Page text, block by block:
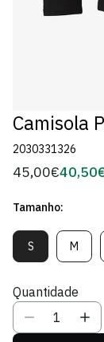
Camisola
2030331326
Preço
45,00€Preço
Sócio
Tamanho:
SVariante
Esgotada
Indisponível
M
Quantidade